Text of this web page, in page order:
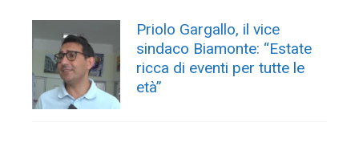
Priolo Gargallo, il vice
sindaco Biamonte: “Estate
ricca di eventi per tutte le
età”